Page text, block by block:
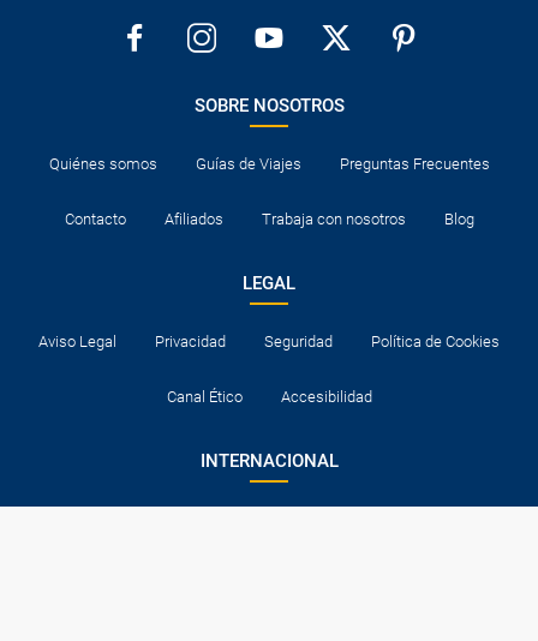
SOBRE NOSOTROS
Quiénes somos Guías de Viajes Preguntas Frecuentes
Contacto Afiliados Trabaja con nosotros Blog
LEGAL
Aviso Legal Privacidad Seguridad Política de Cookies
Canal Ético Accesibilidad
INTERNACIONAL